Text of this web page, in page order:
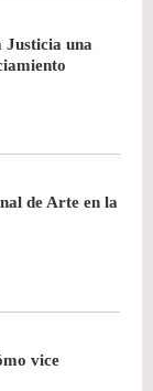
Justicia una
de Arte en la
vice